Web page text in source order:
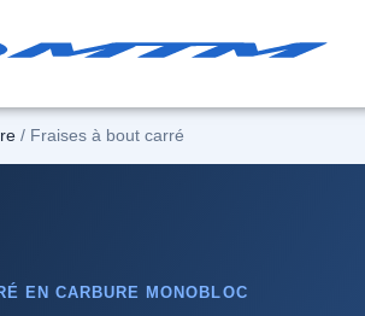
/ Fraises à bout carré
EN CARBURE MONOBLOC